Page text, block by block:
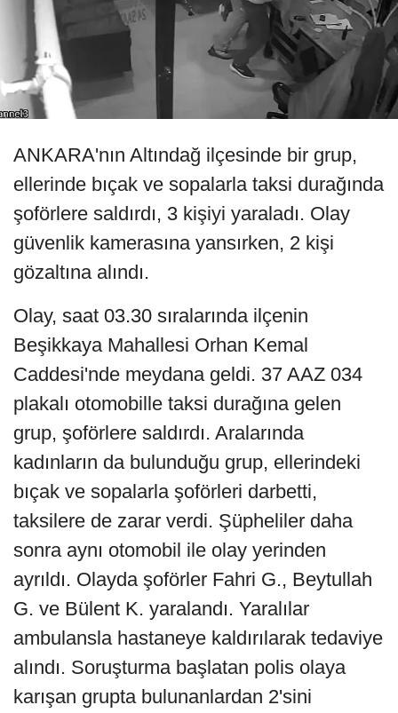
ANKARA'nın Altındağ ilçesinde bir grup,
ellerinde bıçak ve sopalarla taksi durağında
şoförlere saldırdı, 3 kişiyi yaraladı. Olay
güvenlik kamerasına yansırken, 2 kişi
gözaltına alındı.
Olay, saat 03.30 sıralarında ilçenin
Beşikkaya Mahallesi Orhan Kemal
Caddesi'nde meydana geldi. 37 AAZ 034
plakalı otomobille taksi durağına gelen
grup, şoförlere saldırdı. Aralarında
kadınların da bulunduğu grup, ellerindeki
bıçak ve sopalarla şoförleri darbetti,
taksilere de zarar verdi. Şüpheliler daha
sonra aynı otomobil ile olay yerinden
ayrıldı. Olayda şoförler Fahri G., Beytullah
G. ve Bülent K. yaralandı. Yaralılar
ambulansla hastaneye kaldırılarak tedaviye
alındı. Soruşturma başlatan polis olaya
karışan grupta bulunanlardan 2'sini